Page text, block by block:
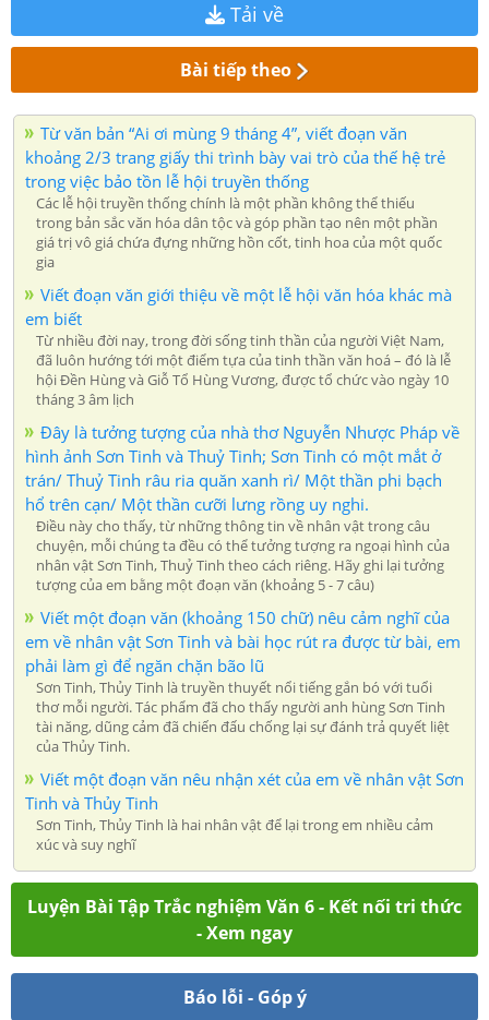
Tải về
Bài tiếp theo
Từ văn bản “Ai ơi mùng 9 tháng 4”, viết đoạn văn
khoảng 2/3 trang giấy thi trình bày vai trò của thế hệ trẻ
trong việc bảo tồn lễ hội truyền thống
Các lễ hội truyền thống chính là một phần không thể thiếu
trong bản sắc văn hóa dân tộc và góp phần tạo nên một phần
giá trị vô giá chứa đựng những hồn cốt, tinh hoa của một quốc
gia
Viết đoạn văn giới thiệu về một lễ hội văn hóa khác mà
em biết
Từ nhiều đời nay, trong đời sống tinh thần của người Việt Nam,
đã luôn hướng tới một điểm tựa của tinh thần văn hoá – đó là lễ
hội Đền Hùng và Giỗ Tổ Hùng Vương, được tổ chức vào ngày 10
tháng 3 âm lịch
Đây là tưởng tượng của nhà thơ Nguyễn Nhược Pháp về
hình ảnh Sơn Tinh và Thuỷ Tinh; Sơn Tinh có một mắt ở
trán/ Thuỷ Tinh râu ria quăn xanh rì/ Một thần phi bạch
hổ trên cạn/ Một thần cưỡi lưng rồng uy nghi.
Điều này cho thấy, từ những thông tin về nhân vật trong câu
chuyện, mỗi chúng ta đều có thể tưởng tượng ra ngoại hình của
nhân vật Sơn Tinh, Thuỷ Tinh theo cách riêng. Hãy ghi lại tưởng
tượng của em bằng một đoạn văn (khoảng 5 - 7 câu)
Viết một đoạn văn (khoảng 150 chữ) nêu cảm nghĩ của
em về nhân vật Sơn Tinh và bài học rút ra được từ bài, em
phải làm gì để ngăn chặn bão lũ
Sơn Tinh, Thủy Tinh là truyền thuyết nổi tiếng gắn bó với tuổi
thơ mỗi người. Tác phẩm đã cho thấy người anh hùng Sơn Tinh
tài năng, dũng cảm đã chiến đấu chống lại sự đánh trả quyết liệt
của Thủy Tinh.
Viết một đoạn văn nêu nhận xét của em về nhân vật Sơn
Tinh và Thủy Tinh
Sơn Tinh, Thủy Tinh là hai nhân vật để lại trong em nhiều cảm
xúc và suy nghĩ
Luyện Bài Tập Trắc nghiệm Văn 6 - Kết nối tri thức
- Xem ngay
Báo lỗi - Góp ý